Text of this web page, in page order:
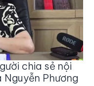
chia sẻ nội
Phương